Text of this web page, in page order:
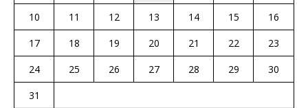
10 11 12 13 14 15
16
17
18 19 20 21 22
23
24
25 26 27 28 29
30
31